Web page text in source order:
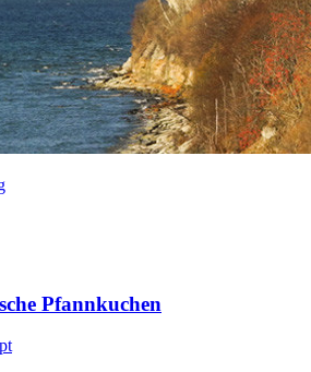
Pfannkuchen